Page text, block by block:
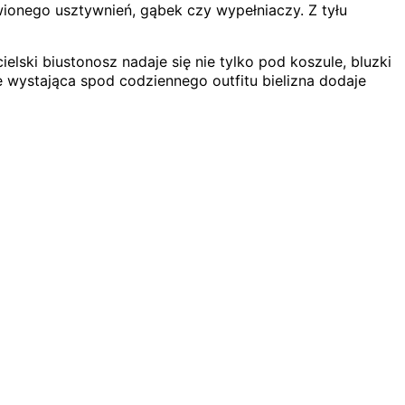
usztywnień, gąbek czy wypełniaczy. Z tyłu
biustonosz nadaje się nie tylko pod koszule, bluzki
wystająca spod codziennego outfitu bielizna dodaje